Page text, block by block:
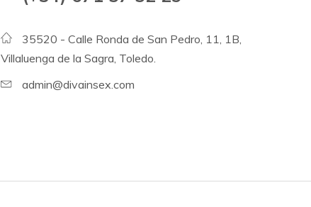
35520 - Calle Ronda de San Pedro, 11, 1B,
Villaluenga de la Sagra, Toledo.
admin@divainsex.com